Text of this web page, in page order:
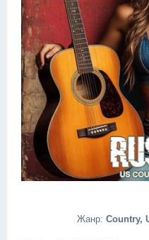
Жанр: Country,